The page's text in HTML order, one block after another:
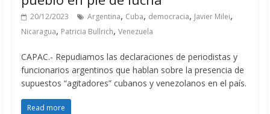
20/12/2023 Argentina, Cuba, democracia, Javier Milei,
Nicaragua, Patricia Bullrich, Venezuela
CAPAC.- Repudiamos las declaraciones de periodistas y
funcionarios argentinos que hablan sobre la presencia de
supuestos “agitadores” cubanos y venezolanos en el país.
Read more